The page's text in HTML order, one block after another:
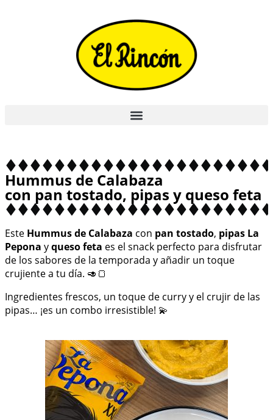
Hummus de Calabaza
con pan tostado, pipas y queso feta
Este Hummus de Calabaza con pan tostado, pipas La
Pepona yqueso feta es el snack perfecto para disfrutar
de los sabores de la temporada y añadir un toque
crujiente a tu día. 🥑🍞
Ingredientes frescos, un toque de curry y el crujir de las
pipas… ¡es un combo irresistible! 💫